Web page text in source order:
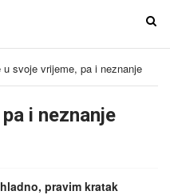
T
u svoje vrijeme, pa i neznanje
i neznanje
pravim kratak